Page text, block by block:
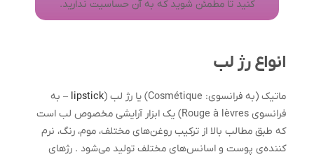
کنید تا مطمئن شوید که به آن حساسیت ندارید.
انواع رژ لب
ماتیک (به فرانسوی: Cosmétique) یا رژ لب ( lipstick – به
فرانسوی Rouge à lèvres) یک ابزار آرایشی مخصوص لب است
که طبق مطالب بالا از ترکیب روغن‌های مختلف، موم، رنگ، نرم
کننده‌ی پوست و اسانس‌های مختلف تولید می‌شود . رژهای